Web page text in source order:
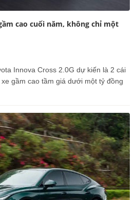
cao cuối năm, không chỉ một
Innova Cross 2.0G dự kiến là 2 cái
gầm cao tầm giá dưới một tỷ đồng